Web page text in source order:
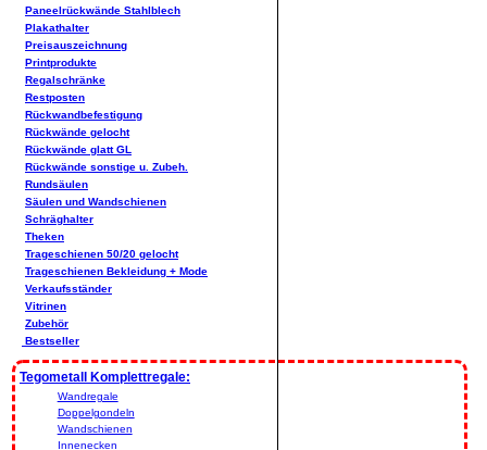
Paneelrückwände Stahlblech
Plakathalter
Preisauszeichnung
Printprodukte
Regalschränke
Restposten
Rückwandbefestigung
Rückwände gelocht
Rückwände glatt GL
Rückwände sonstige u. Zubeh.
Rundsäulen
Säulen und Wandschienen
Schräghalter
Theken
Trageschienen 50/20 gelocht
Trageschienen Bekleidung + Mode
Verkaufsständer
Vitrinen
Zubehör
Bestseller
Tegometall Komplettregale:
Wandregale
Doppelgondeln
Wandschienen
Innenecken